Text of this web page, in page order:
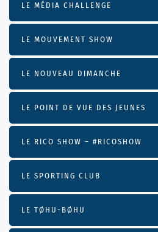
LE MÉDIA CHALLENGE
LE MOUVEMENT SHOW
LE NOUVEAU DIMANCHE
LE POINT DE VUE DES JEUNES
LE RICO SHOW – #RICOSHOW
LE SPORTING CLUB
LE TØHU-BØHU